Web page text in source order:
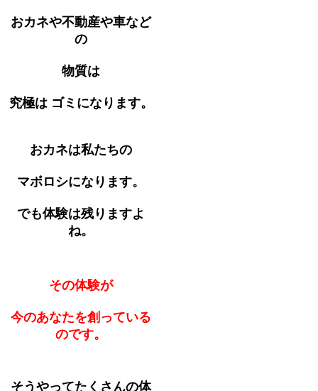
おカネや不動産や車など
の
物質は
究極は ゴミになります。
おカネは私たちの
マボロシになります。
でも体験は残りますよ
ね。
その体験が
今のあなたを創っている
のです。
そうやってたくさんの体